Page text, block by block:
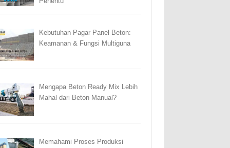
Kebutuhan Pagar Panel Beton:
Keamanan & Fungsi Multiguna
Mengapa Beton Ready Mix Lebih
Mahal dari Beton Manual?
Memahami Proses Produksi